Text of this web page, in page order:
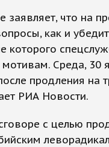
заявляет, что на
как и
которого
Среда, 30
продления на
РИА Новости.
с целью